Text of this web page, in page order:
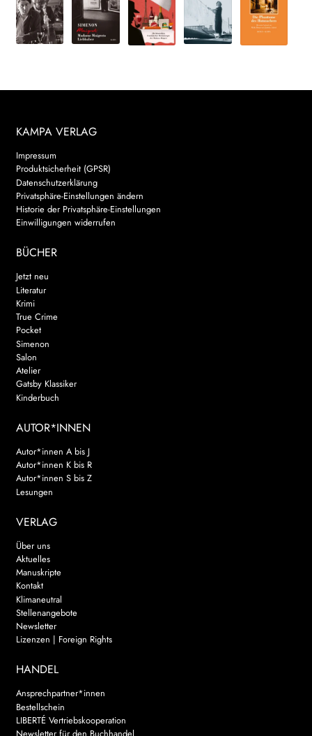
KAMPA VERLAG
Impressum
Produktsicherheit (GPSR)
Datenschutzerklärung
Privatsphäre-Einstellungen ändern
Historie der Privatsphäre-Einstellungen
Einwilligungen widerrufen
BÜCHER
Jetzt neu
Literatur
Krimi
True Crime
Pocket
Simenon
Salon
Atelier
Gatsby Klassiker
Kinderbuch
AUTOR*INNEN
Autor*innen A bis J
Autor*innen K bis R
Autor*innen S bis Z
Lesungen
VERLAG
Über uns
Aktuelles
Manuskripte
Kontakt
Klimaneutral
Stellenangebote
Newsletter
Lizenzen | Foreign Rights
HANDEL
Ansprechpartner*innen
Bestellschein
LIBERTÉ Vertriebskooperation